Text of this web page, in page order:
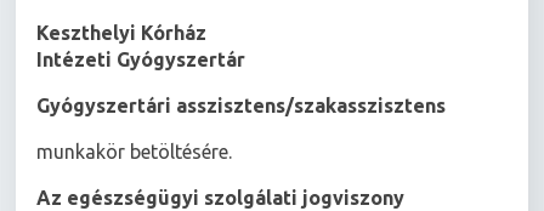
Keszthelyi Kórház
Intézeti Gyógyszertár
Gyógyszertári asszisztens/szakasszisztens
munkakör betöltésére.
Az egészségügyi szolgálati jogviszony